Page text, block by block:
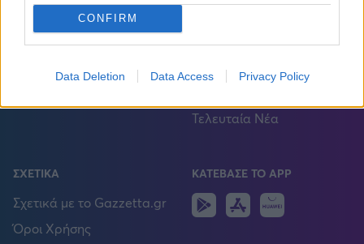
CONFIRM
Data Deletion Data Access Privacy Policy
Ποδόσφαιρο
Τελευταία Νέα
ΣΧΕΤΙΚΑ
Σχετικά με το Gazzetta.gr
Όροι Χρήσης
ΚΑΤΕΒΑΣΕ ΤΟ APP
Android
IOS